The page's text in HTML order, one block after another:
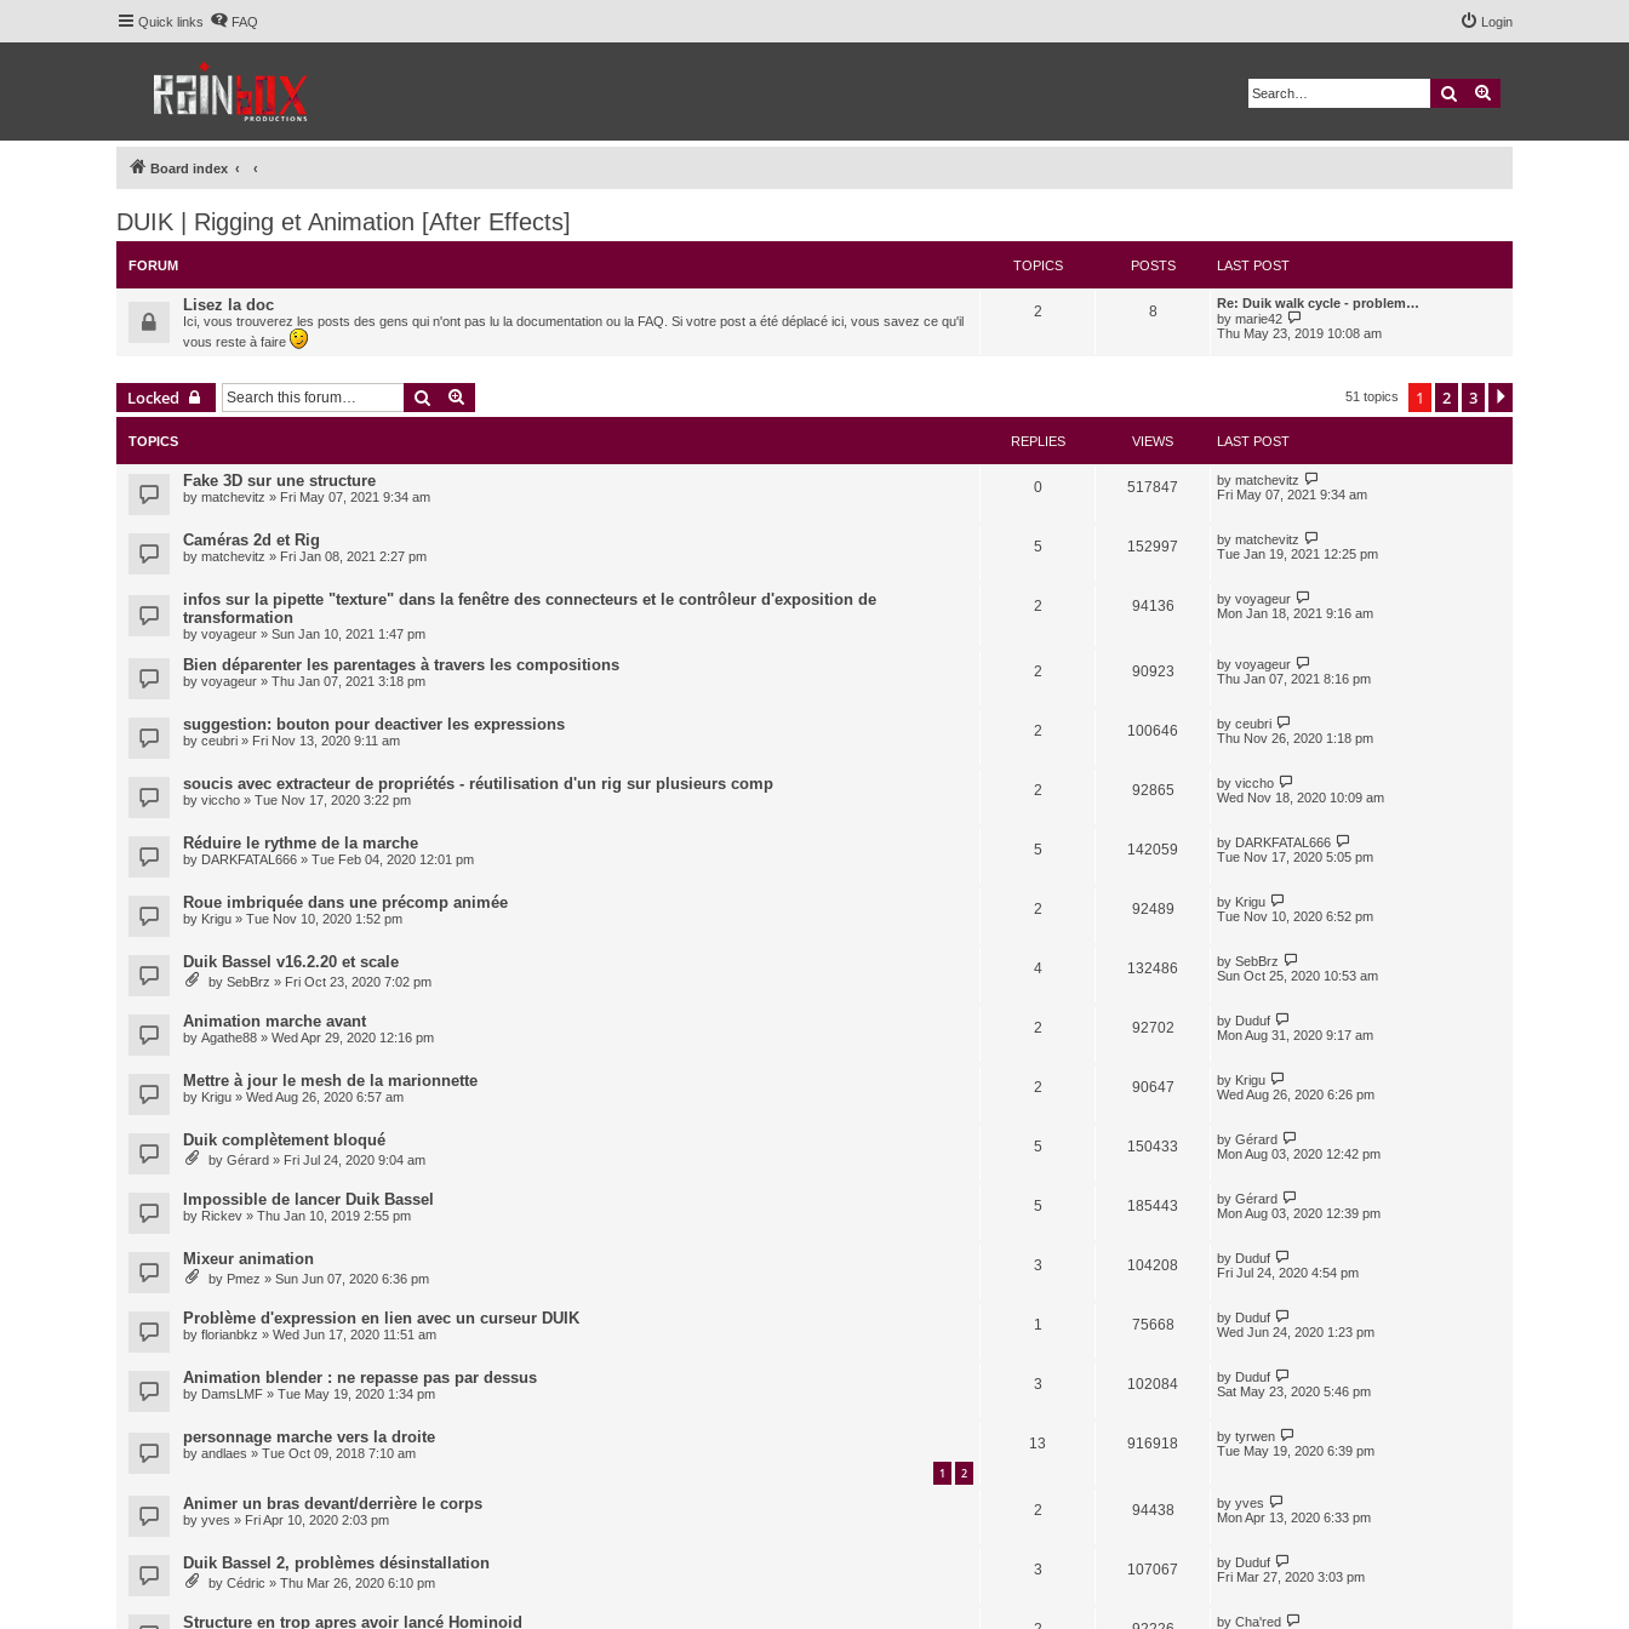
Quick links FAQ Login
Search
Board index
DUIK | Rigging et Animation [After Effects]
FORUM TOPICS POSTS LAST POST
Lisez la doc
Ici, vous trouverez les posts des gens qui n'ont pas lu la documentation ou la FAQ. Si votre post a été déplacé ici, vous savez ce qu'il
vous reste à faire
2 8
Re: Duik walk cycle - problem…
by marie42
i
l
e
s
t
s
t
Thu May 23, 2019 10:08 am
Locked Search 51 topics 1 2 3
TOPICS REPLIES VIEWS LAST POST
Fake 3D sur une structure
by matchevitz » Fri May 07, 2021 9:34 am
0 517847 by matchevitz
Fri May 07, 2021 9:34 am
Caméras 2d et Rig
by matchevitz » Fri Jan 08, 2021 2:27 pm
5 152997 by matchevitz
Tue Jan 19, 2021 12:25 pm
infos sur la pipette "texture" dans la fenêtre des connecteurs et le contrôleur d'exposition de
transformation
by voyageur » Sun Jan 10, 2021 1:47 pm
2 94136 by voyageur
Mon Jan 18, 2021 9:16 am
Bien déparenter les parentages à travers les compositions
by voyageur » Thu Jan 07, 2021 3:18 pm
2 90923 by voyageur
Thu Jan 07, 2021 8:16 pm
suggestion: bouton pour deactiver les expressions
by ceubri » Fri Nov 13, 2020 9:11 am
2 100646 by ceubri
Thu Nov 26, 2020 1:18 pm
soucis avec extracteur de propriétés - réutilisation d'un rig sur plusieurs comp
by viccho » Tue Nov 17, 2020 3:22 pm
2 92865 by viccho
Wed Nov 18, 2020 10:09 am
Réduire le rythme de la marche
by DARKFATAL666 » Tue Feb 04, 2020 12:01 pm
5 142059 by DARKFATAL666
Tue Nov 17, 2020 5:05 pm
Roue imbriquée dans une précomp animée
by Krigu » Tue Nov 10, 2020 1:52 pm
2 92489 by Krigu
Tue Nov 10, 2020 6:52 pm
Duik Bassel v16.2.20 et scale
by SebBrz » Fri Oct 23, 2020 7:02 pm
4 132486 by SebBrz
Sun Oct 25, 2020 10:53 am
Animation marche avant
by Agathe88 » Wed Apr 29, 2020 12:16 pm
2 92702 by Duduf
Mon Aug 31, 2020 9:17 am
Mettre à jour le mesh de la marionnette
by Krigu » Wed Aug 26, 2020 6:57 am
2 90647 by Krigu
Wed Aug 26, 2020 6:26 pm
Duik complètement bloqué
by Gérard » Fri Jul 24, 2020 9:04 am
5 150433 by Gérard
Mon Aug 03, 2020 12:42 pm
Impossible de lancer Duik Bassel
by Rickev » Thu Jan 10, 2019 2:55 pm
5 185443 by Gérard
Mon Aug 03, 2020 12:39 pm
Mixeur animation
by Pmez » Sun Jun 07, 2020 6:36 pm
3 104208 by Duduf
Fri Jul 24, 2020 4:54 pm
Problème d'expression en lien avec un curseur DUIK
by florianbkz » Wed Jun 17, 2020 11:51 am
1 75668 by Duduf
Wed Jun 24, 2020 1:23 pm
Animation blender : ne repasse pas par dessus
by DamsLMF » Tue May 19, 2020 1:34 pm
3 102084 by Duduf
Sat May 23, 2020 5:46 pm
personnage marche vers la droite
by andlaes » Tue Oct 09, 2018 7:10 am
1 2
13 916918 by tyrwen
Tue May 19, 2020 6:39 pm
Animer un bras devant/derrière le corps
by yves » Fri Apr 10, 2020 2:03 pm
2 94438 by yves
Mon Apr 13, 2020 6:33 pm
Duik Bassel 2, problèmes désinstallation
by Cédric » Thu Mar 26, 2020 6:10 pm
3 107067 by Duduf
Fri Mar 27, 2020 3:03 pm
Structure en trop apres avoir lancé Hominoid by Cha'red